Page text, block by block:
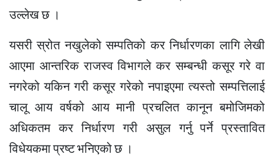
उल्लेख छ ।
यसरी स्रोत नखुलेको सम्पतिको कर निर्धारणका लागि लेखी
आएमा आन्तरिक राजस्व विभागले कर सम्बन्धी कसूर गरे वा
नगरेको यकिन गरी कसूर गरेको नपाइएमा त्यस्तो सम्पत्तिलाई
चालू आय वर्षको आय मानी प्रचलित कानून बमोजिमको
अधिकतम कर निर्धारण गरी असुल गर्नु पर्ने प्रस्तावित
विधेयकमा प्रष्ट भनिएको छ ।